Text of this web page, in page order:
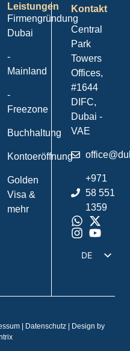
Leistungen
Firmengründung
Dubai
-
Mainland
-
Freezone
Buchhaltung
Kontoeröffnung
Golden
Visa &
mehr
Kontakt
Central
Park
Towers
Offices,
#1644
DIFC,
Dubai -
VAE
+971
58 551
1359
DE
IT
| Datenschutz| Design by